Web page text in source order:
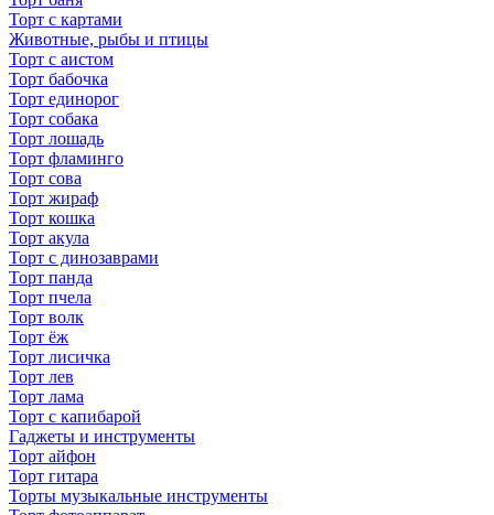
Торт с картами
Животные, рыбы и птицы
Торт с аистом
Торт бабочка
Торт единорог
Торт собака
Торт лошадь
Торт фламинго
Торт сова
Торт жираф
Торт кошка
Торт акула
Торт с динозаврами
Торт панда
Торт пчела
Торт волк
Торт ёж
Торт лисичка
Торт лев
Торт лама
Торт с капибарой
Гаджеты и инструменты
Торт айфон
Торт гитара
Торты музыкальные инструменты